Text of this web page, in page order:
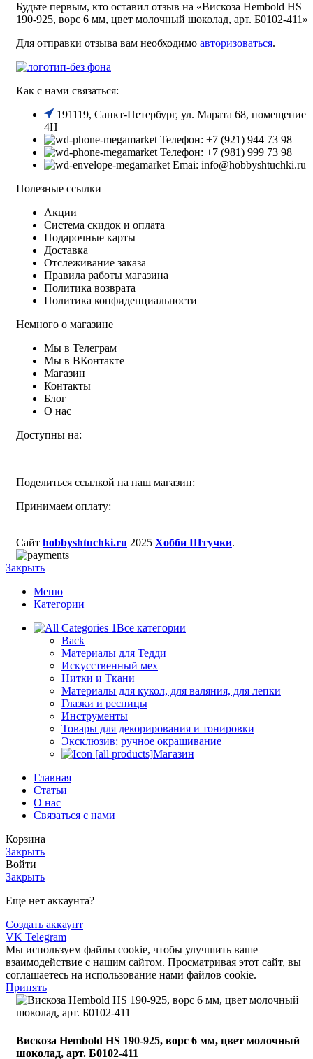
Будьте первым, кто оставил отзыв на «Вискоза Hembold HS
190-925, ворс 6 мм, цвет молочный шоколад, арт. Б0102-411»
Для отправки отзыва вам необходимо авторизоваться.
Как с нами связаться:
191119, Санкт-Петербург, ул. Марата 68, помещение
4Н
Телефон: +7 (921) 944 73 98
Телефон: +7 (981) 999 73 98
Emai: info@hobbyshtuchki.ru
Полезные ссылки
Акции
Система скидок и оплата
Подарочные карты
Доставка
Отслеживание заказа
Правила работы магазина
Политика возврата
Политика конфиденциальности
Немного о магазине
Мы в Телеграм
Мы в ВКонтакте
Магазин
Контакты
Блог
О нас
Доступны на:
Поделиться ссылкой на наш магазин:
Принимаем оплату:
Сайт hobbyshtuchki.ru 2025 Хобби Штучки.
Закрыть
Меню
Категории
Все категории
Back
Материалы для Тедди
Искусственный мех
Нитки и Ткани
Материалы для кукол, для валяния, для лепки
Глазки и ресницы
Инструменты
Товары для декорирования и тонировки
Эксклюзив: ручное окрашивание
Магазин
Главная
Статьи
О нас
Связаться с нами
Корзина
Закрыть
Войти
Закрыть
Еще нет аккаунта?
Создать аккаунт
VK Telegram
Мы используем файлы cookie, чтобы улучшить ваше
взаимодействие с нашим сайтом. Просматривая этот сайт, вы
соглашаетесь на использование нами файлов cookie.
Принять
Вискоза Hembold HS 190-925, ворс 6 мм, цвет молочный
шоколад, арт. Б0102-411